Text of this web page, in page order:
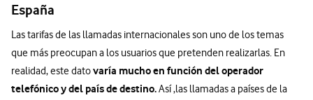
España
Las tarifas de las llamadas internacionales son uno de los temas
que más preocupan a los usuarios que pretenden realizarlas. En
realidad, este datovaría mucho en función del operador
telefónico y del país de destino.Así ,las llamadas a países de la